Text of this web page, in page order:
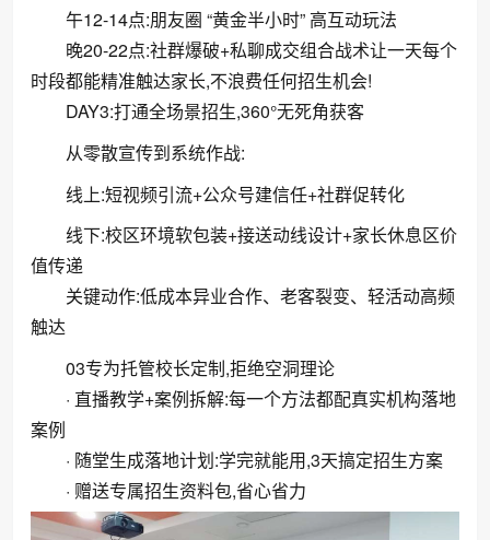
午12-14点:朋友圈 “黄金半小时” 高互动玩法
晚20-22点:社群爆破+私聊成交组合战术让一天每个
时段都能精准触达家长,不浪费任何招生机会!
DAY3:打通全场景招生,360°无死角获客
从零散宣传到系统作战:
线上:短视频引流+公众号建信任+社群促转化
线下:校区环境软包装+接送动线设计+家长休息区价
值传递
关键动作:低成本异业合作、老客裂变、轻活动高频
触达
03专为托管校长定制,拒绝空洞理论
· 直播教学+案例拆解:每一个方法都配真实机构落地
案例
· 随堂生成落地计划:学完就能用,3天搞定招生方案
· 赠送专属招生资料包,省心省力